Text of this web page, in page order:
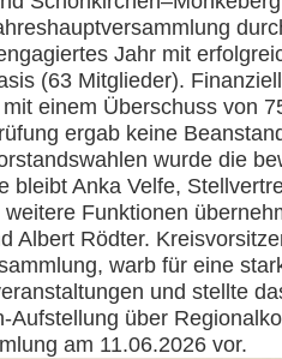
Jahr mit
(63 Mitglieder).
einem Überschuss von
ergab keine
wurde die
bleibt Anka Velfe,
Funktionen
Albert Rödter.
warb für eine
und stellte
Aufstellung über
am 11.06.2026 vor.